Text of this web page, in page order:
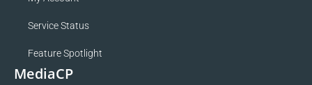
Service Status
Feature Spotlight
MediaCP